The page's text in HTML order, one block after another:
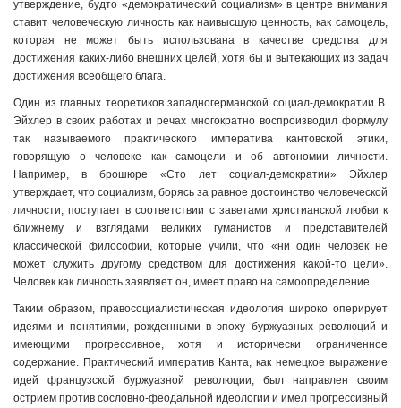
утверждение, будто «демократический социализм» в центре внимания
ставит человеческую личность как наивысшую ценность, как самоцель,
которая не может быть использована в качестве средства для
достижения каких-либо внешних целей, хотя бы и вытекающих из задач
достижения всеобщего блага.
Один из главных теоретиков западногерманской социал-демократии В.
Эйхлер в своих работах и речах многократно воспроизводил формулу
так называемого практического императива кантовской этики,
говорящую о человеке как самоцели и об автономии личности.
Например, в брошюре «Сто лет социал-демократии» Эйхлер
утверждает, что социализм, борясь за равное достоинство человеческой
личности, поступает в соответствии с заветами христианской любви к
ближнему и взглядами великих гуманистов и представителей
классической философии, которые учили, что «ни один человек не
может служить другому средством для достижения какой-то цели».
Человек как личность заявляет он, имеет право на самоопределение.
Таким образом, правосоциалистическая идеология широко оперирует
идеями и понятиями, рожденными в эпоху буржуазных революций и
имеющими прогрессивное, хотя и исторически ограниченное
содержание. Практический императив Канта, как немецкое выражение
идей французской буржуазной революции, был направлен своим
острием против сословно-феодальной идеологии и имел прогрессивный